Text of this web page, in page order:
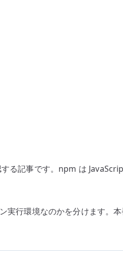
け
記事です。npm は
行環境なのかを分けます。